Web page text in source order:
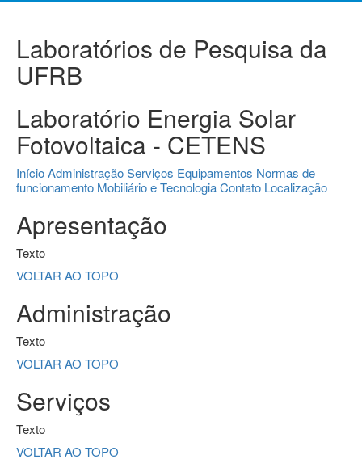
Laboratórios de Pesquisa da
UFRB
Laboratório Energia Solar
Fotovoltaica - CETENS
InícioAdministraçãoServiços Equipamentos Normas de
funcionamento Mobiliário e TecnologiaContato Localização
Apresentação
Texto
VOLTAR AO TOPO
Administração
Texto
VOLTAR AO TOPO
Serviços
Texto
VOLTAR AO TOPO